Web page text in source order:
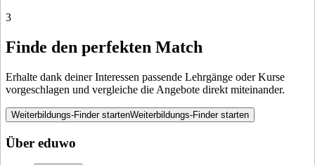
3
Finde den perfekten Match
Erhalte dank deiner Interessen passende Lehrgänge oder Kurse
vorgeschlagen und vergleiche die Angebote direkt miteinander.
Weiterbildungs-Finder startenWeiterbildungs-Finder starten
Über eduwo